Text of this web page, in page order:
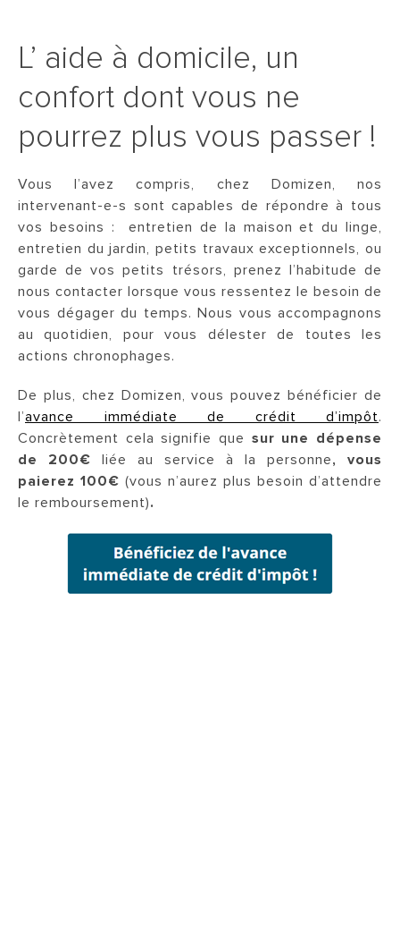
L’ aide à domicile, un
confort dont vous ne
pourrez plus vous passer !
Vous l’avez compris, chez Domizen, nos
intervenant-e-s sont capables de répondre à tous
vos besoins : entretien de la maison et du linge,
entretien du jardin, petits travaux exceptionnels, ou
garde de vos petits trésors, prenez l’habitude de
nous contacter lorsque vous ressentez le besoin de
vous dégager du temps. Nous vous accompagnons
au quotidien, pour vous délester de toutes les
actions chronophages.
De plus, chez Domizen, vous pouvez bénéficier de
l’avance immédiate de crédit d’impôt.
Concrètement cela signifie que sur une dépense
de 200€ liée au service à la personne, vous
paierez 100€ (vous n’aurez plus besoin d’attendre
le remboursement).